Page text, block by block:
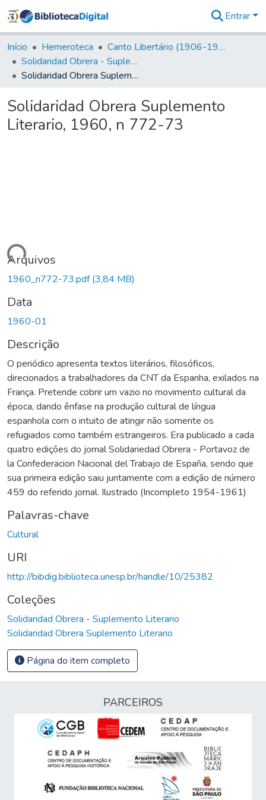
&
Coleções
Tudo na
Biblioteca
Estatísticas
Entrar
Início Hemeroteca
Canto Libertário (1906-1995)
Solidaridad Obrera - Suplemento Literario
Solidaridad Obrera Suplemento Literario, 1960, n 772-73
Solidaridad Obrera Suplemento
Literario, 1960, n 772-73
Arquivos
1960_n772-73.pdf(3,84 MB)
Data
1960-01
Descrição
O periódico apresenta textos literários, filosóficos,
direcionados a trabalhadores da CNT da Espanha, exilados na
França. Pretende cobrir um vazio no movimento cultural da
época, dando ênfase na produção cultural de língua
espanhola com o intuito de atingir não somente os
refugiados como também estrangeiros. Era publicado a cada
quatro edições do jornal Solidariedad Obrera - Portavoz de
la Confederacion Nacional del Trabajo de España, sendo que
sua primeira edição saiu juntamente com a edição de número
459 do referido jornal. Ilustrado (Incompleto 1954-1961)
Palavras-chave
Cultural
URI
http://bibdig.biblioteca.unesp.br/handle/10/25382
Coleções
Solidaridad Obrera - Suplemento Literario
Solidaridad Obrera Suplemento Literario
Página do item completo
PARCEIROS